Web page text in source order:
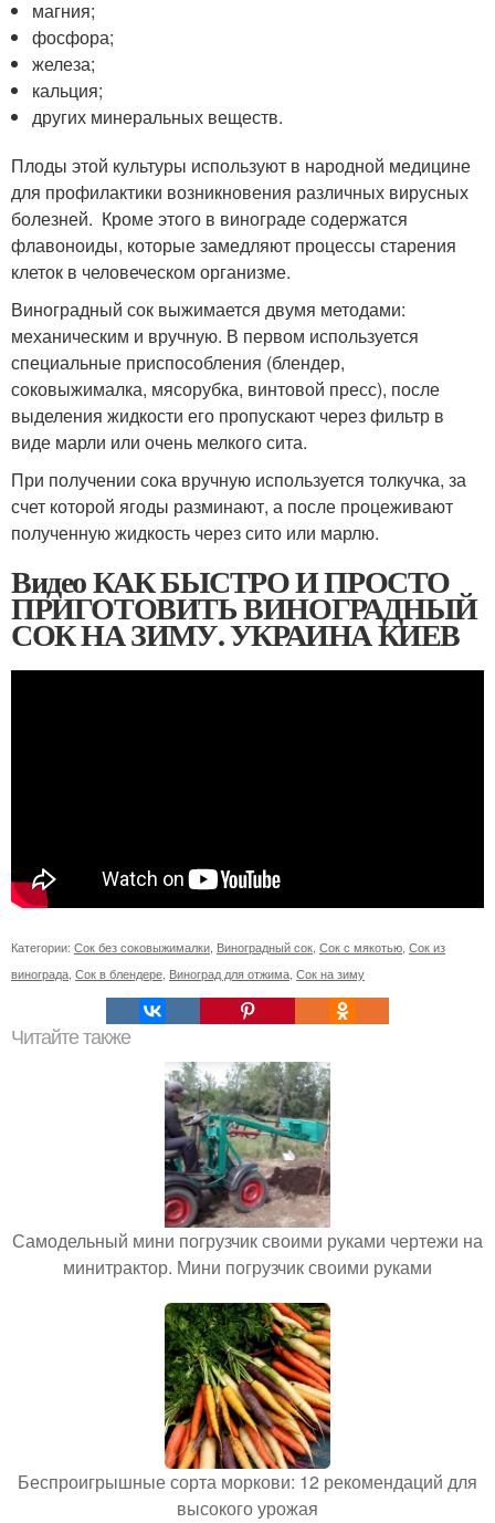
магния;
фосфора;
железа;
кальция;
других минеральных веществ.
Плоды этой культуры используют в народной медицине
для профилактики возникновения различных вирусных
болезней. Кроме этого в винограде содержатся
флавоноиды, которые замедляют процессы старения
клеток в человеческом организме.
Виноградный сок выжимается двумя методами:
механическим и вручную. В первом используется
специальные приспособления (блендер,
соковыжималка, мясорубка, винтовой пресс), после
выделения жидкости его пропускают через фильтр в
виде марли или очень мелкого сита.
При получении сока вручную используется толкучка, за
счет которой ягоды разминают, а после процеживают
полученную жидкость через сито или марлю.
Видео КАК БЫСТРО И ПРОСТО
ПРИГОТОВИТЬ ВИНОГРАДНЫЙ
СОК НА ЗИМУ. УКРАИНА КИЕВ
Категории: Сок без соковыжималки Виноградный сок Сок с мякотью Сок из
винограда Сок в блендере Виноград для отжима Сок на зиму
Читайте также
Самодельный мини погрузчик своими руками чертежи на
минитрактор. Мини погрузчик своими руками
Беспроигрышные сорта моркови: 12 рекомендаций для
высокого урожая